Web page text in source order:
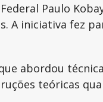
Paulo
A iniciativa fez
abordou
teóricas